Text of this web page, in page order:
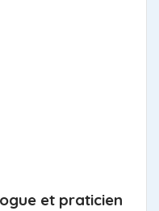
et praticien